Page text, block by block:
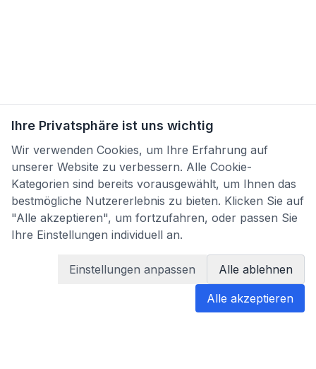
Ihre Privatsphäre ist uns wichtig
Wir verwenden Cookies, um Ihre Erfahrung auf
unserer Website zu verbessern. Alle Cookie-
Kategorien sind bereits vorausgewählt, um Ihnen das
bestmögliche Nutzererlebnis zu bieten. Klicken Sie auf
"Alle akzeptieren", um fortzufahren, oder passen Sie
Ihre Einstellungen individuell an.
Einstellungen anpassen Alle ablehnen
Alle akzeptieren